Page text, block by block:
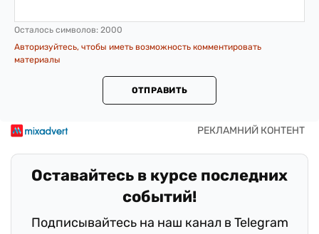
Осталось символов: 2000
Авторизуйтесь, чтобы иметь возможность комментировать
материалы
ОТПРАВИТЬ
Оставайтесь в курсе последних
событий!
Подписывайтесь на наш канал в Telegram